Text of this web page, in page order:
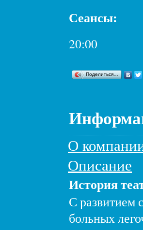
Сеансы:
20:00
Поделиться…
О
Описание
История
С развитием
больных